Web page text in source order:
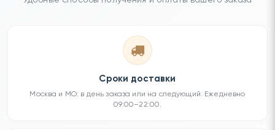
Сроки доставки
Москва и МО: в день заказа или на следующий. Ежедневно
09:00–22:00.